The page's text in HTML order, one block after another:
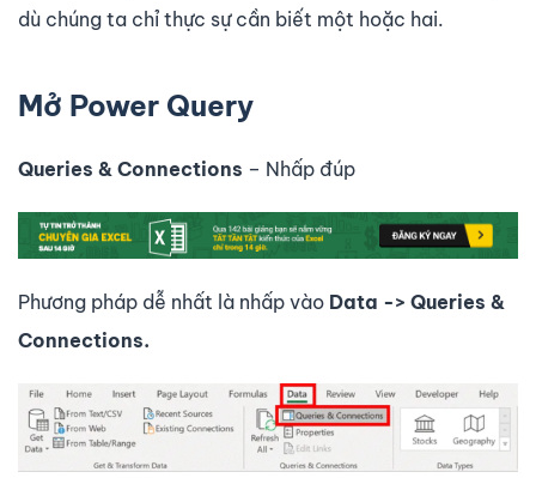
dù chúng ta chỉ thực sự cần biết một hoặc hai.
Mở Power Query
Queries & Connections – Nhấp đúp
Phương pháp dễ nhất là nhấp vào Data -> Queries &
Connections.